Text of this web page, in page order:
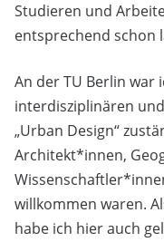
Studieren und
entsprechend schon
An der TU Berlin
interdisziplinären
„Urban Design“
Architekt*innen,
willkommen waren.
habe ich hier auch